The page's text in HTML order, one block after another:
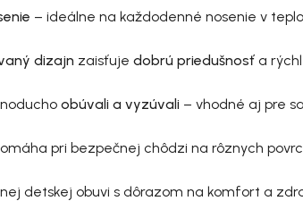
– ideálne na každodenné nosenie v
dizajn zaisťuje dobrú priedušnosť a
obúvali a vyzúvali – vhodné aj pre
pri bezpečnej chôdzi na rôznych
detskej obuvi s dôrazom na komfort a